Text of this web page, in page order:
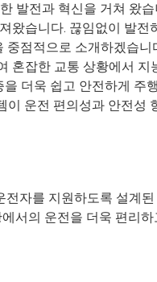
발전과 혁신을 거쳐 왔
왔습니다. 끊임없이 발전
점적으로 소개하겠습
혼잡한 교통 상황에서
더욱 쉽고 안전하게 주
운전 편의성과 안전성
자를 지원하도록 설계
서의 운전을 더욱 편리